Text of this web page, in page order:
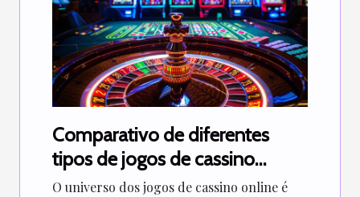
Comparativo de diferentes
tipos de jogos de cassino
online
O universo dos jogos de cassino online é